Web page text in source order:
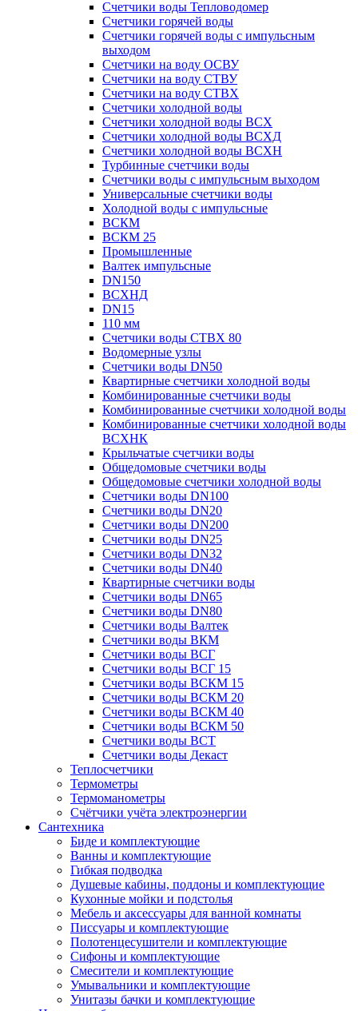
Счетчики воды Тепловодомер
Счетчики горячей воды
Счетчики горячей воды с импульсным
выходом
Счетчики на воду ОСВУ
Счетчики на воду СТВУ
Счетчики на воду СТВХ
Счетчики холодной воды
Счетчики холодной воды ВСХ
Счетчики холодной воды ВСХД
Счетчики холодной воды ВСХН
Турбинные счетчики воды
Счетчики воды с импульсным выходом
Универсальные счетчики воды
Холодной воды с импульсные
ВСКМ
ВСКМ 25
Промышленные
Валтек импульсные
DN150
ВСХНД
DN15
110 мм
Счетчики воды СТВХ 80
Водомерные узлы
Счетчики воды DN50
Квартирные счетчики холодной воды
Комбинированные счетчики воды
Комбинированные счетчики холодной воды
Комбинированные счетчики холодной воды
ВСХНК
Крыльчатые счетчики воды
Общедомовые счетчики воды
Общедомовые счетчики холодной воды
Счетчики воды DN100
Счетчики воды DN20
Счетчики воды DN200
Счетчики воды DN25
Счетчики воды DN32
Счетчики воды DN40
Квартирные счетчики воды
Счетчики воды DN65
Счетчики воды DN80
Счетчики воды Валтек
Счетчики воды ВКМ
Счетчики воды ВСГ
Счетчики воды ВСГ 15
Счетчики воды ВСКМ 15
Счетчики воды ВСКМ 20
Счетчики воды ВСКМ 40
Счетчики воды ВСКМ 50
Счетчики воды ВСТ
Счетчики воды Декаст
Теплосчетчики
Термометры
Термоманометры
Счётчики учёта электроэнергии
Сантехника
Биде и комплектующие
Ванны и комплектующие
Гибкая подводка
Душевые кабины, поддоны и комплектующие
Кухонные мойки и подстолья
Мебель и аксессуары для ванной комнаты
Писсуары и комплектующие
Полотенцесушители и комплектующие
Сифоны и комплектующие
Смесители и комплектующие
Умывальники и комплектующие
Унитазы бачки и комплектующие